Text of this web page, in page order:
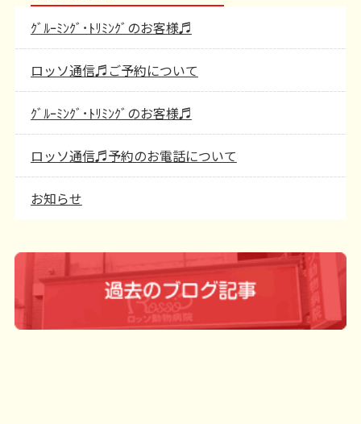
ｸﾞﾙｰﾐﾝｸﾞ･ﾄﾘﾐﾝｸﾞのお客様♬
ロッソ通信♬ご予約について
ｸﾞﾙｰﾐﾝｸﾞ･ﾄﾘﾐﾝｸﾞのお客様♬
ロッソ通信♬予約のお電話について
お知らせ